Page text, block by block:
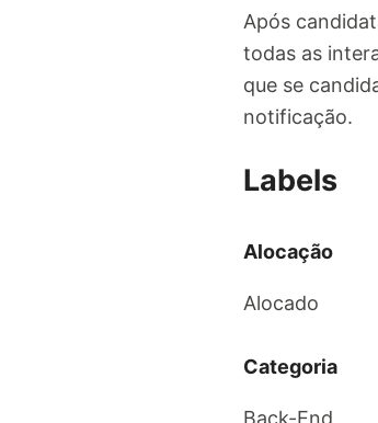
Após
todas as
que se
notificação.
Labels
Alocação
Alocado
Categoria
Back-End